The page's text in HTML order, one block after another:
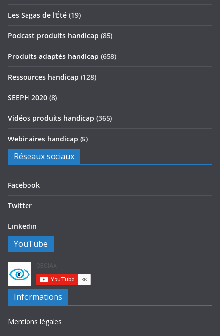
Les Sagas de l'Été (19)
Podcast produits handicap (85)
Produits adaptés handicap (658)
Ressources handicap (128)
SEEPH 2020 (8)
Vidéos produits handicap (365)
Webinaires handicap (5)
Réseaux sociaux
Facebook
Twitter
Linkedin
YouTube
Informations
Mentions légales